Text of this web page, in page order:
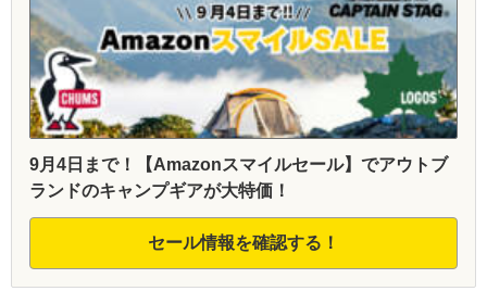
9月4日まで！【Amazonスマイルセール】でアウトブ
ランドのキャンプギアが大特価！
セール情報を確認する！